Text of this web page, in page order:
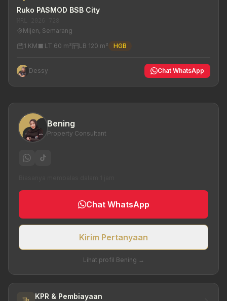
Ruko PASMOD BSB City
Mijen, Semarang
1 KM
LT 60 m² LB 120 m² HGB
Dessy Chat WhatsApp
Bening
Property Consultant
Chat WhatsApp
Kirim Pertanyaan
Lihat profil Bening →
KPR & Pembiayaan